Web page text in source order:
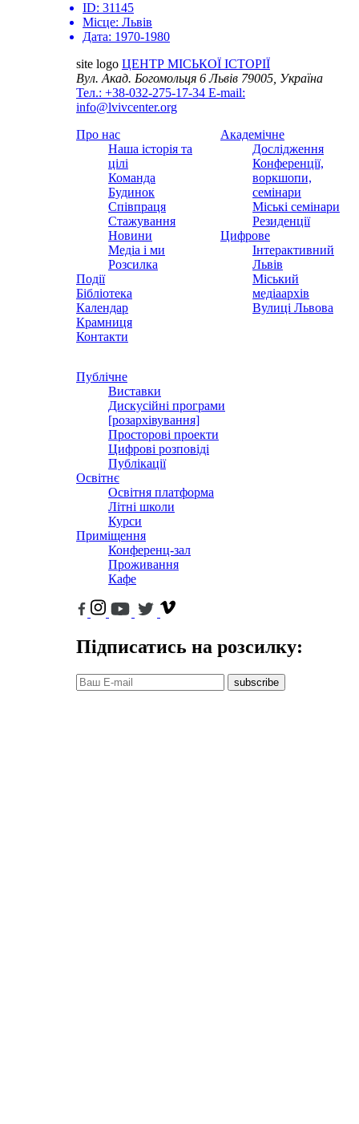
ID: 31145
Місце: Львів
Дата: 1970-1980
site logo ЦЕНТР МІСЬКОЇ ІСТОРІЇ
Вул. Акад. Богомольця 6Львів 79005, Україна
Тел.: +38-032-275-17-34 E-mail:
info@lvivcenter.org
Про нас
Наша історія та
цілі
Команда
Будинок
Співпраця
Стажування
Новини
Медіа і ми
Розсилка
Події
Бібліотека
Календар
Крамниця
Контакти
Академічне
Дослідження
Конференції,
воркшопи,
семінари
Міські семінари
Резиденції
Цифрове
Інтерактивний
Львів
Міський
медіаархів
Вулиці Львова
Публічне
Виставки
Дискусійні програми
[розархівування]
Просторові проекти
Цифрові розповіді
Публікації
Освітнє
Освітня платформа
Літні школи
Курси
Приміщення
Конференц-зал
Проживання
Кафе
Підписатись на розсилку:
subscribe